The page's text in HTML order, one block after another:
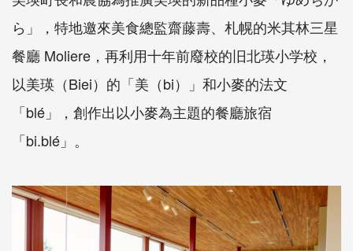
ら」，特地邀來美食總監齋藤壽、札幌的米其林三星
餐廳 Moliere，再利用十年前廢校的旧北瑛小学校，
以美瑛（Biei）的「美（bi）」和小麥的法文
「blé」，創作出以小麥為主題的餐廳旅宿
「bi.blé」。